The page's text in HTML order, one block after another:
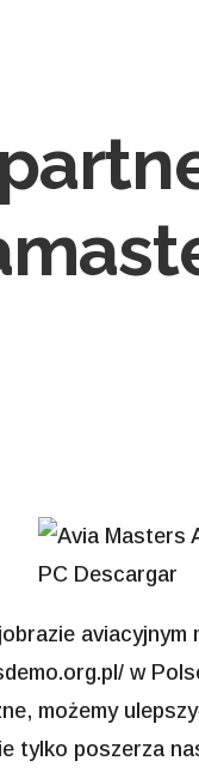
w
możemy
tylko poszerza